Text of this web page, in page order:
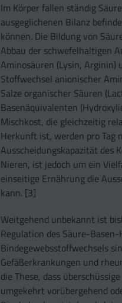
Im Körper fallen ständig
ausgeglichenen Bilanz
können. Die Bildung von
Abbau der schwefelhaltigen
Aminosäuren (Lysin, Arginin)
Stoffwechsel anionischer
Salze organischer Säuren
Basenäquivalenten
Mischkost, die gleichzeitig
Herkunft ist, werden pro Tag
Ausscheidungskapazität des
Nieren, ist jedoch um ein
einseitige Ernährung die
kann. [3]
Weitgehend unbekannt ist
Regulation des Säure-
Bindegewebsstoffwechsels
Gefäßerkrankungen und
die These, dass
umgekehrt vorübergehend